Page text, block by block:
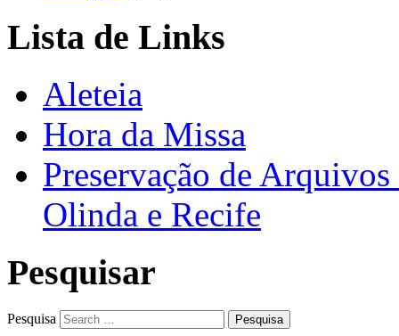
Lista de Links
Aleteia
Hora da Missa
Preservação de
Olinda e Recife
Pesquisar
Pesquisa